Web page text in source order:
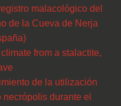
malacológico del
de la Cueva de Nerja
from a stalactite,
de la utilización
durante el